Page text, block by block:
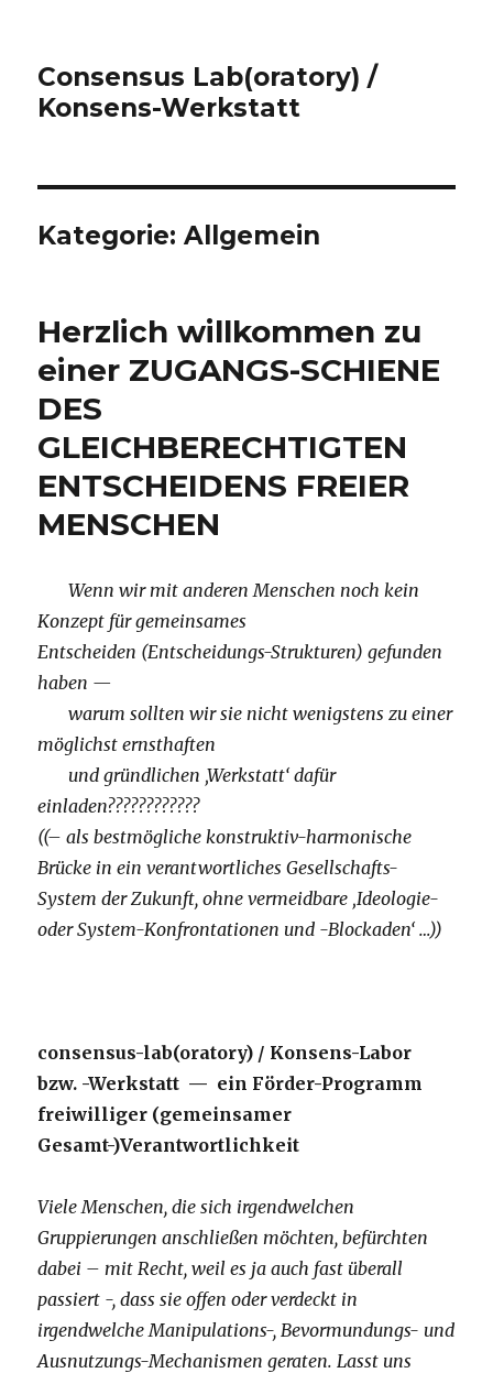
Consensus Lab(oratory) /
Konsens-Werkstatt
Kategorie:Allgemein
Herzlich willkommen zu
einer ZUGANGS-SCHIENE
DES
GLEICHBERECHTIGTEN
ENTSCHEIDENS FREIER
MENSCHEN
Wenn wir mit anderen Menschen noch kein
Konzept für gemeinsames
Entscheiden (Entscheidungs-Strukturen) gefunden
haben —
warum sollten wir sie nicht wenigstens zu einer
möglichst ernsthaften
und gründlichen ‚Werkstatt‘ dafür
einladen????????????
((– als bestmögliche konstruktiv-harmonische
Brücke in ein verantwortliches Gesellschafts-
System der Zukunft, ohne vermeidbare ‚Ideologie-
oder System-Konfrontationen und -Blockaden‘ …))
consensus-lab(oratory) / Konsens-Labor
bzw. -Werkstatt — ein Förder-Programm
freiwilliger (gemeinsamer
Gesamt-)Verantwortlichkeit
Viele Menschen, die sich irgendwelchen
Gruppierungen anschließen möchten, befürchten
dabei – mit Recht, weil es ja auch fast überall
passiert -, dass sie offen oder verdeckt in
irgendwelche Manipulations-, Bevormundungs- und
Ausnutzungs-Mechanismen geraten. Lasst uns